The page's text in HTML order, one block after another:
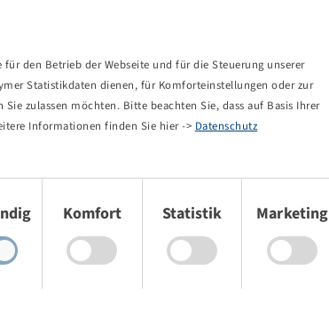
den Betrieb der Webseite und für die Steuerung unserer
Statistikdaten dienen, für Komforteinstellungen oder zur
zulassen möchten. Bitte beachten Sie, dass auf Basis Ihrer
Informationen finden Sie hier -> Datenschutz
Komfort Statistik Marketing
existiert nicht!
Zielseite nicht mehr existiert oder